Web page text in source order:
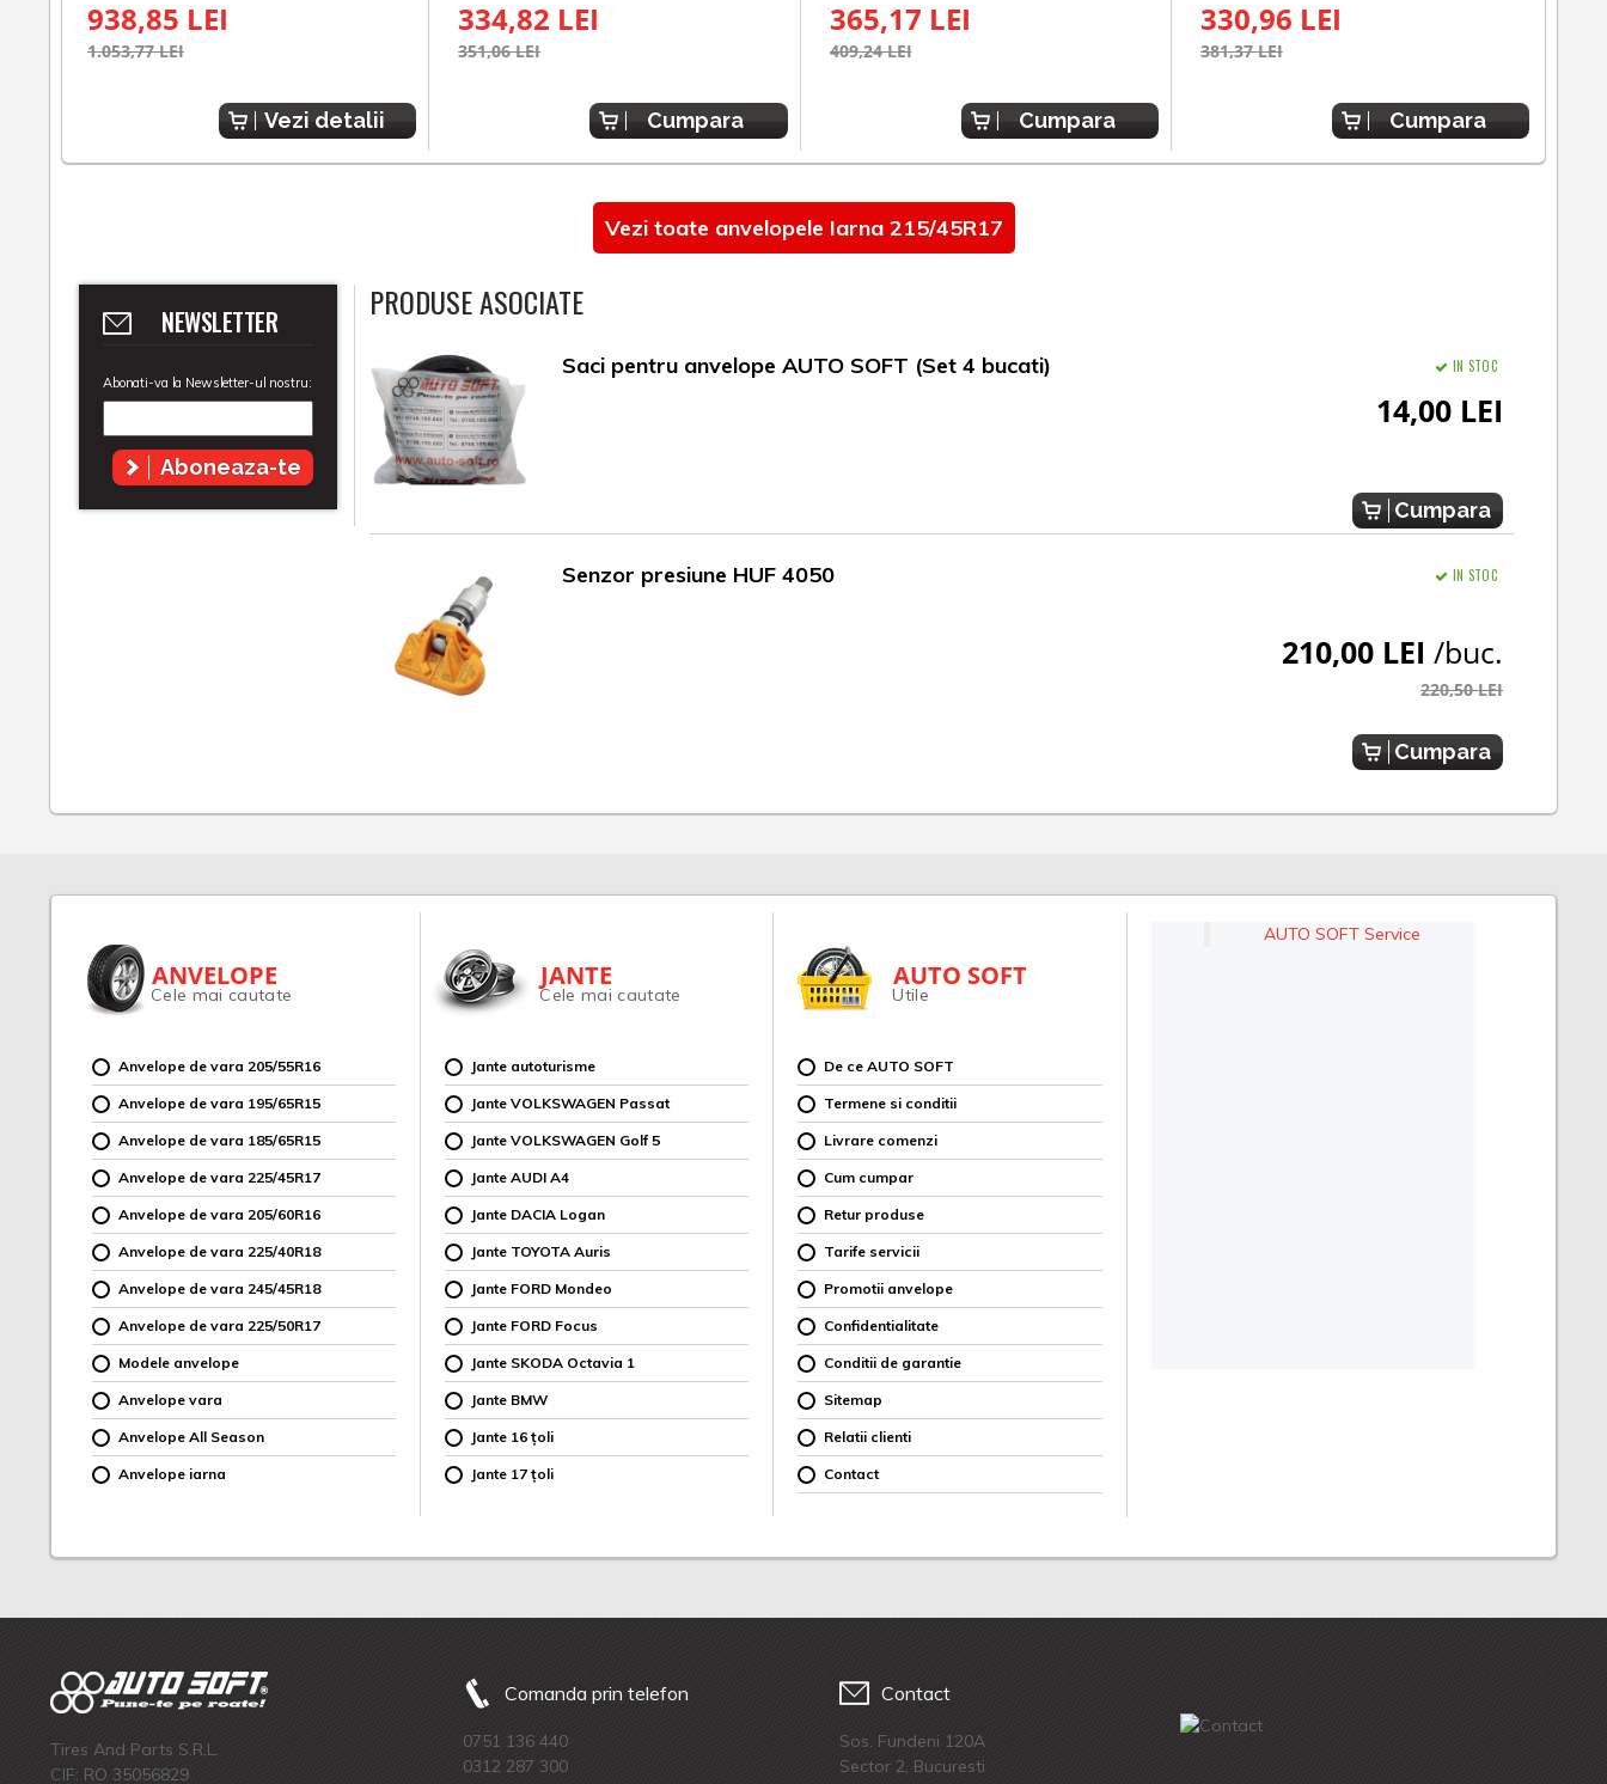
938,85 LEI
1.053,77 LEI
Vezi detalii
334,82 LEI
351,06 LEI
Cumpara
365,17 LEI
409,24 LEI
Cumpara
330,96 LEI
381,37 LEI
Cumpara
Vezi toate anvelopele Iarna 215/45R17
NEWSLETTER
Abonati-va la Newsletter-ul nostru:
Aboneaza-te
PRODUSE ASOCIATE
Saci pentru anvelope AUTO SOFT (Set 4 bucati) IN STOC
14,00 LEI
Cumpara
Senzor presiune HUF 4050 IN STOC
210,00 LEI /buc.
220,50 LEI
Cumpara
ANVELOPE
Cele mai cautate
Anvelope de vara 205/55R16
Anvelope de vara 195/65R15
Anvelope de vara 185/65R15
Anvelope de vara 225/45R17
Anvelope de vara 205/60R16
Anvelope de vara 225/40R18
Anvelope de vara 245/45R18
Anvelope de vara 225/50R17
Modele anvelope
Anvelope vara
Anvelope All Season
Anvelope iarna
JANTE
Cele mai cautate
Jante autoturisme
Jante VOLKSWAGEN Passat
Jante VOLKSWAGEN Golf 5
Jante AUDI A4
Jante DACIA Logan
Jante TOYOTA Auris
Jante FORD Mondeo
Jante FORD Focus
Jante SKODA Octavia 1
Jante BMW
Jante 16 țoli
Jante 17 țoli
AUTO SOFT
Utile
De ce AUTO SOFT
Termene si conditii
Livrare comenzi
Cum cumpar
Retur produse
Tarife servicii
Promotii anvelope
Confidentialitate
Conditii de garantie
Sitemap
Relatii clienti
Contact
AUTO SOFT Service
Tires And Parts S.R.L.
CIF: RO 35056829
Comanda prin telefon
0751 136 440
0312 287 300
Contact
Sos. Fundeni 120A
Sector 2, Bucuresti